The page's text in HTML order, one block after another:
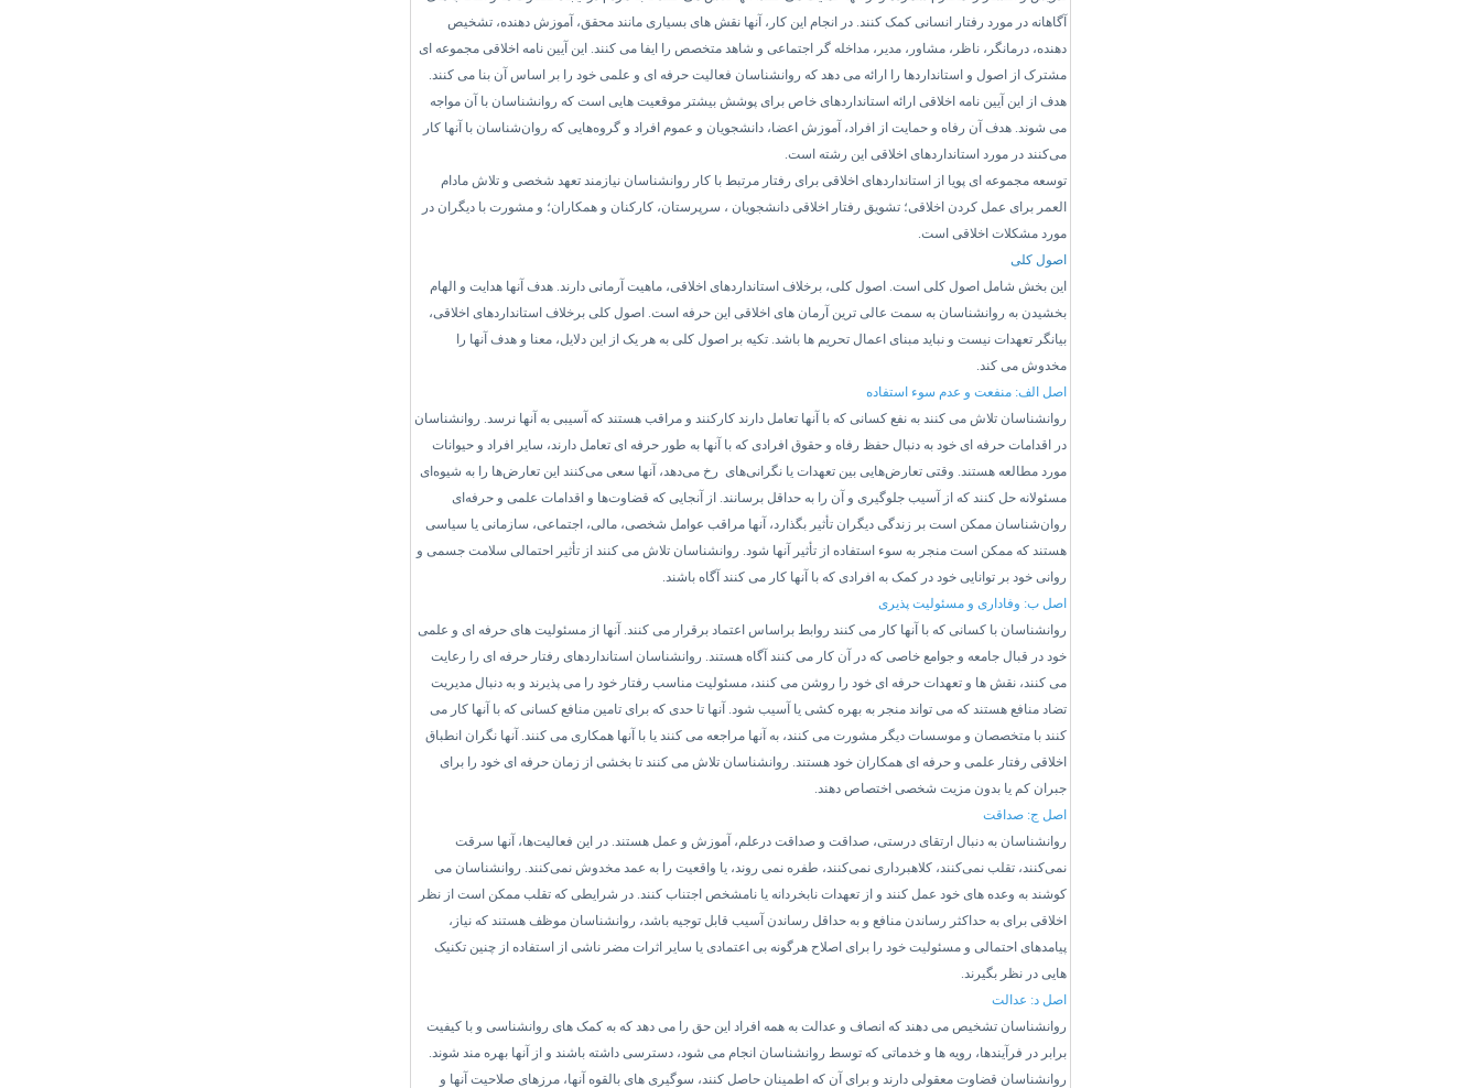
آگاهانه در مورد رفتار انسانی کمک کنند. در انجام این کار، آنها نقش های بسیاری مانند محقق، آموزش دهنده، تشخیص
دهنده، درمانگر، ناظر، مشاور، مدیر، مداخله گر اجتماعی و شاهد متخصص را ایفا می کنند. این آیین نامه اخلاقی مجموعه ای
مشترک از اصول و استانداردها را ارائه می دهد که روانشناسان فعالیت حرفه ای و علمی خود را بر اساس آن بنا می کنند.
هدف از این آیین نامه اخلاقی ارائه استانداردهای خاص برای پوشش بیشتر موقعیت هایی است که روانشناسان با آن مواجه
می شوند. هدف آن رفاه و حمایت از افراد، آموزش اعضا، دانشجویان و عموم افراد و گروه‌هایی که روان‌شناسان با آنها کار
می‌کنند در مورد استانداردهای اخلاقی این رشته است.
توسعه مجموعه ای پویا از استانداردهای اخلاقی برای رفتار مرتبط با کار روانشناسان نیازمند تعهد شخصی و تلاش مادام
العمر برای عمل کردن اخلاقی؛ تشویق رفتار اخلاقی دانشجویان ، سرپرستان، کارکنان و همکاران؛ و مشورت با دیگران در
مورد مشکلات اخلاقی است.
اصول کلی
این بخش شامل اصول کلی است. اصول کلی، برخلاف استانداردهای اخلاقی، ماهیت آرمانی دارند. هدف آنها هدایت و الهام
بخشیدن به روانشناسان به سمت عالی ترین آرمان های اخلاقی این حرفه است. اصول کلی برخلاف استانداردهای اخلاقی،
بیانگر تعهدات نیست و نباید مبنای اعمال تحریم ها باشد. تکیه بر اصول کلی به هر یک از این دلایل، معنا و هدف آنها را
مخدوش می کند.
اصل الف: منفعت و عدم سوء استفاده
روانشناسان تلاش می کنند به نفع کسانی که با آنها تعامل دارند کارکنند و مراقب هستند که آسیبی به آنها نرسد. روانشناسان
در اقدامات حرفه ای خود به دنبال حفظ رفاه و حقوق افرادی که با آنها به طور حرفه ای تعامل دارند، سایر افراد و حیوانات
مورد مطالعه هستند. وقتی تعارض‌هایی بین تعهدات یا نگرانی‌های رخ می‌دهد، آنها سعی می‌کنند این تعارض‌ها را به شیوه‌ای
مسئولانه حل کنند که از آسیب جلوگیری و آن را به حداقل برسانند. از آنجایی که قضاوت‌ها و اقدامات علمی و حرفه‌ای
روان‌شناسان ممکن است بر زندگی دیگران تأثیر بگذارد، آنها مراقب عوامل شخصی، مالی، اجتماعی، سازمانی یا سیاسی
هستند که ممکن است منجر به سوء استفاده از تأثیر آنها شود. روانشناسان تلاش می کنند از تأثیر احتمالی سلامت جسمی و
روانی خود بر توانایی خود در کمک به افرادی که با آنها کار می کنند آگاه باشند.
اصل ب: وفاداری و مسئولیت پذیری
روانشناسان با کسانی که با آنها کار می کنند روابط براساس اعتماد برقرار می کنند. آنها از مسئولیت های حرفه ای و علمی
خود در قبال جامعه و جوامع خاصی که در آن کار می کنند آگاه هستند. روانشناسان استانداردهای رفتار حرفه ای را رعایت
می کنند، نقش ها و تعهدات حرفه ای خود را روشن می کنند، مسئولیت مناسب رفتار خود را می پذیرند و به دنبال مدیریت
تضاد منافع هستند که می تواند منجر به بهره کشی یا آسیب شود. آنها تا حدی که برای تامین منافع کسانی که با آنها کار می
کنند با متخصصان و موسسات دیگر مشورت می کنند، به آنها مراجعه می کنند یا با آنها همکاری می کنند. آنها نگران انطباق
اخلاقی رفتار علمی و حرفه ای همکاران خود هستند. روانشناسان تلاش می کنند تا بخشی از زمان حرفه ای خود را برای
جبران کم یا بدون مزیت شخصی اختصاص دهند.
اصل ج: صداقت
روانشناسان به دنبال ارتقای درستی، صداقت و صداقت درعلم، آموزش و عمل هستند. در این فعالیت‌ها، آنها سرقت
نمی‌کنند، تقلب نمی‌کنند، کلاهبرداری نمی‌کنند، طفره نمی روند، یا واقعیت را به عمد مخدوش نمی‌کنند. روانشناسان می
کوشند به وعده های خود عمل کنند و از تعهدات نابخردانه یا نامشخص اجتناب کنند. در شرایطی که تقلب ممکن است از نظر
اخلاقی برای به حداکثر رساندن منافع و به حداقل رساندن آسیب قابل توجیه باشد، روانشناسان موظف هستند که نیاز،
پیامدهای احتمالی و مسئولیت خود را برای اصلاح هرگونه بی اعتمادی یا سایر اثرات مضر ناشی از استفاده از چنین تکنیک
هایی در نظر بگیرند.
اصل د: عدالت
روانشناسان تشخیص می دهند که انصاف و عدالت به همه افراد این حق را می دهد که به کمک های روانشناسی و با کیفیت
برابر در فرآیندها، رویه ها و خدماتی که توسط روانشناسان انجام می شود، دسترسی داشته باشند و از آنها بهره مند شوند.
روانشناسان قضاوت معقولی دارند و برای آن که اطمینان حاصل کنند، سوگیری های بالقوه آنها، مرزهای صلاحیت آنها و